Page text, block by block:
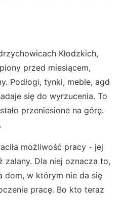
Kłodzkich,
przed miesiącem,
Podłogi, tynki, meble, agd
się do wyrzucenia. To
przeniesione na górę.
możliwość pracy - jej
zalany. Dla niej oznacza to,
dom, w którym nie da się
pracę. Bo kto teraz